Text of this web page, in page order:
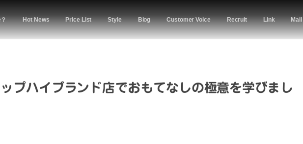
Hot News Price List Style Blog Customer Voice Recruit Link Mail
ップハイブランド店でおもてなしの極意を学びまし